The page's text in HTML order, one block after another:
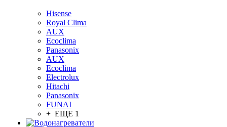
Hisense
Royal Clima
AUX
Ecoclima
Panasonix
AUX
Ecoclima
Electrolux
Hitachi
Panasonix
FUNAI
+ ЕЩЕ 1